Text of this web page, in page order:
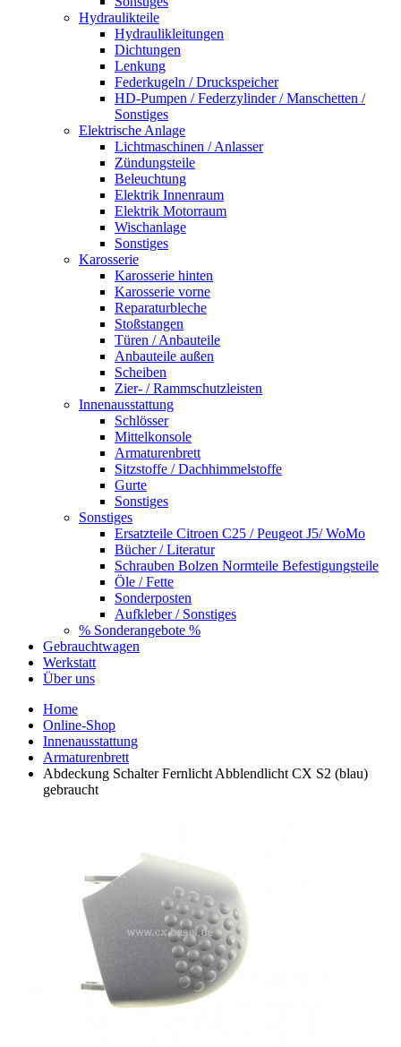
Hydraulikteile
Hydraulikleitungen
Dichtungen
Lenkung
Federkugeln / Druckspeicher
HD-Pumpen / Federzylinder / Manschetten /
Sonstiges
Elektrische Anlage
Lichtmaschinen / Anlasser
Zündungsteile
Beleuchtung
Elektrik Innenraum
Elektrik Motorraum
Wischanlage
Sonstiges
Karosserie
Karosserie hinten
Karosserie vorne
Reparaturbleche
Stoßstangen
Türen / Anbauteile
Anbauteile außen
Scheiben
Zier- / Rammschutzleisten
Innenausstattung
Schlösser
Mittelkonsole
Armaturenbrett
Sitzstoffe / Dachhimmelstoffe
Gurte
Sonstiges
Sonstiges
Ersatzteile Citroen C25 / Peugeot J5/ WoMo
Bücher / Literatur
Schrauben Bolzen Normteile Befestigungsteile
Öle / Fette
Sonderposten
Aufkleber / Sonstiges
% Sonderangebote %
Gebrauchtwagen
Werkstatt
Über uns
Home
Online-Shop
Innenausstattung
Armaturenbrett
Abdeckung Schalter Fernlicht Abblendlicht CX S2 (blau)
gebraucht